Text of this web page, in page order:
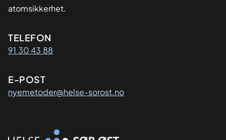
atomsikkerhet.
Kontaktinformasjon
TELEFON
91 30 43 88
E-POST
nyemetoder@helse-sorost.no
Organisasjon